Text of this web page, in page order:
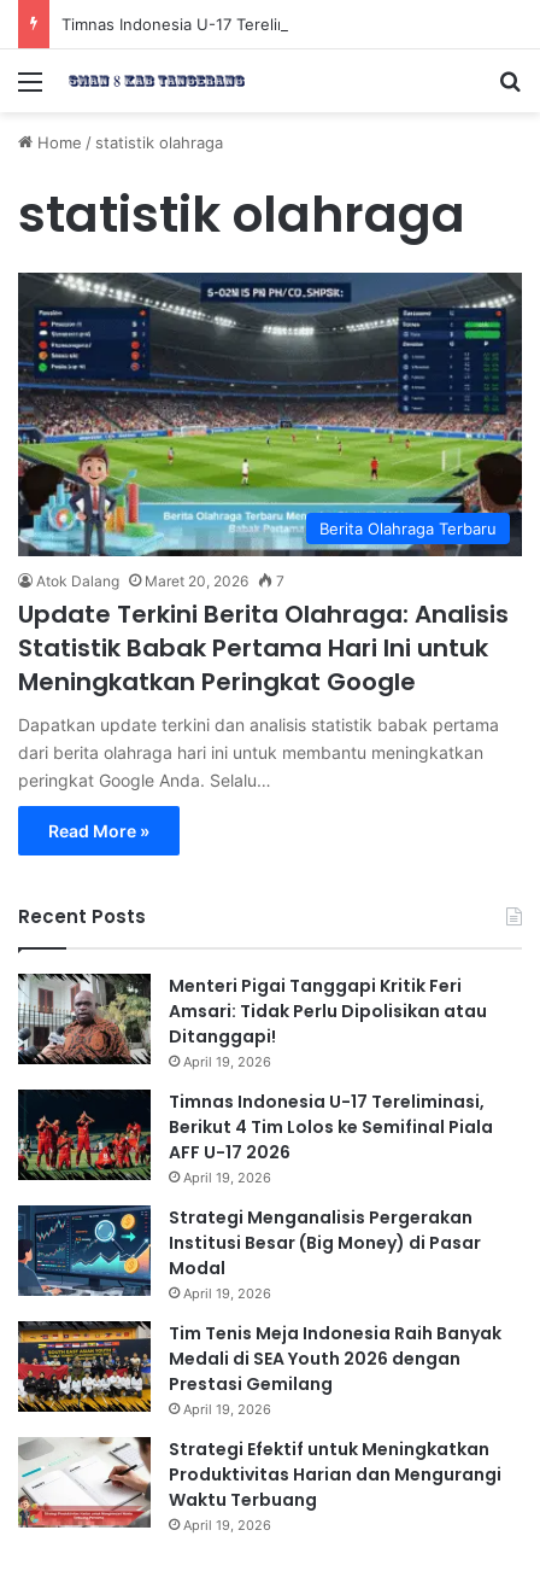
Menu
Home / statistik olahraga
statistik olahraga
Berita Olahraga Terbaru
Atok Dalang Maret 20, 2026 7
Update Terkini Berita Olahraga: Analisis
Statistik Babak Pertama Hari Ini untuk
Meningkatkan Peringkat Google
Dapatkan update terkini dan analisis statistik babak pertama
dari berita olahraga hari ini untuk membantu meningkatkan
peringkat Google Anda. Selalu…
Read More »
Recent Posts
Menteri Pigai Tanggapi Kritik Feri
Amsari: Tidak Perlu Dipolisikan atau
Ditanggapi!
April 19, 2026
Timnas Indonesia U-17 Tereliminasi,
Berikut 4 Tim Lolos ke Semifinal Piala
AFF U-17 2026
April 19, 2026
Strategi Menganalisis Pergerakan
Institusi Besar (Big Money) di Pasar
Modal
April 19, 2026
Tim Tenis Meja Indonesia Raih Banyak
Medali di SEA Youth 2026 dengan
Prestasi Gemilang
April 19, 2026
Strategi Efektif untuk Meningkatkan
Produktivitas Harian dan Mengurangi
Waktu Terbuang
April 19, 2026